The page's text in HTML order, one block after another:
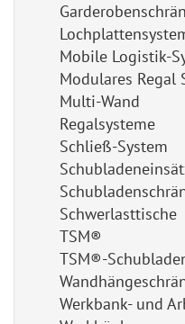
Mobile Logistik-
Modulares Regal
Multi-Wand
Regalsysteme
Schließ-System
Schwerlasttische
TSM®
TSM®-
Werkbank- und